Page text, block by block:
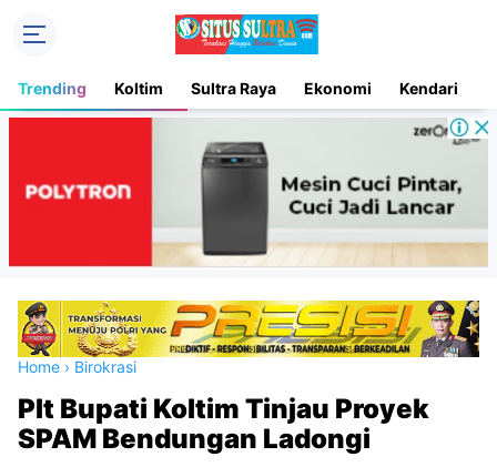
Trending Koltim Sultra Raya Ekonomi Kendari
Home › Birokrasi
Plt Bupati Koltim Tinjau Proyek
SPAM Bendungan Ladongi